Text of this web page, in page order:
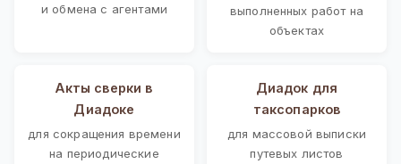
и обмена с агентами
выполненных работ на
объектах
Акты сверки в
Диадоке
для сокращения времени
на периодические
Диадок для
таксопарков
для массовой выписки
путевых листов